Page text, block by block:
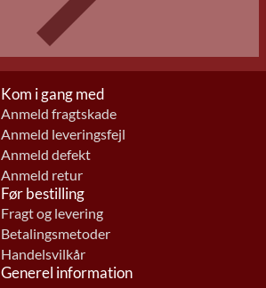
Kom i gang med
Anmeld fragtskade
Anmeld leveringsfejl
Anmeld defekt
Anmeld retur
Før bestilling
Fragt og levering
Betalingsmetoder
Handelsvilkår
Generel information